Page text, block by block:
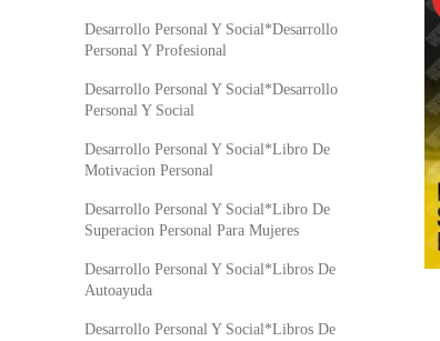
Desarrollo Personal Y Social*Desarrollo
Personal Y Profesional
Desarrollo Personal Y Social*Desarrollo
Personal Y Social
Desarrollo Personal Y Social*Libro De
Motivacion Personal
Desarrollo Personal Y Social*Libro De
Superacion Personal Para Mujeres
Desarrollo Personal Y Social*Libros De
Autoayuda
Desarrollo Personal Y Social*Libros De